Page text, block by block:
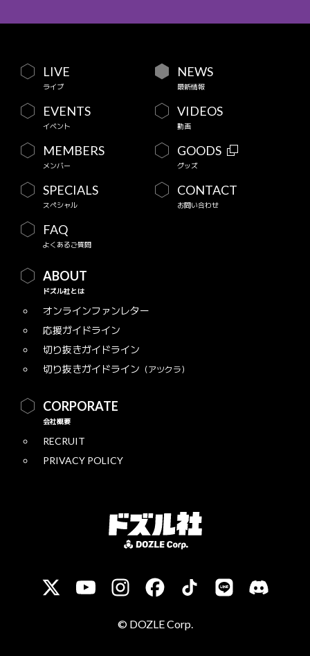
LIVE
ライブ
NEWS
最新情報
EVENTS
イベント
VIDEOS
動画
MEMBERS
メンバー
GOODS
グッズ
SPECIALS
スペシャル
CONTACT
お問い合わせ
FAQ
よくあるご質問
ABOUT
ドズル社とは
オンラインファンレター
応援ガイドライン
切り抜きガイドライン
切り抜きガイドライン （アツクラ）
CORPORATE
会社概要
RECRUIT
PRIVACY POLICY
© DOZLE Corp.